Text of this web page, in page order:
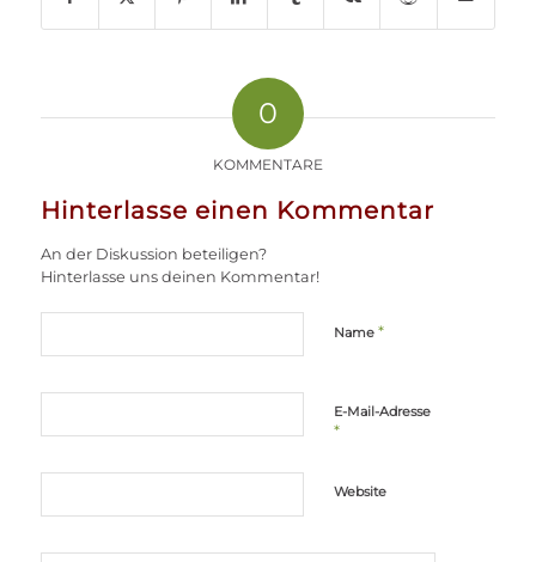
0
KOMMENTARE
Hinterlasse einen Kommentar
An der Diskussion beteiligen?
Hinterlasse uns deinen Kommentar!
Name *
E-Mail-Adresse
*
Website